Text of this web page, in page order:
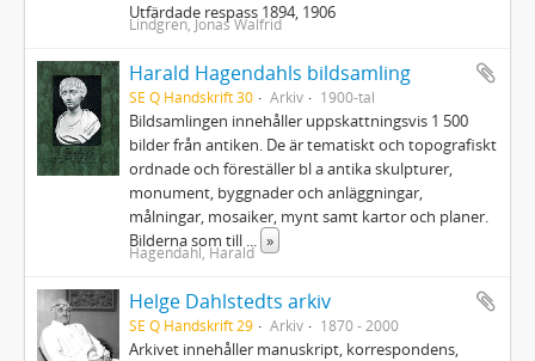
Utfärdade respass 1894, 1906
Lindgren, Jonas Walfrid
Harald Hagendahls bildsamling
SE Q Handskrift 30 Arkiv 1900-tal
Bildsamlingen innehåller uppskattningsvis 1 500
bilder från antiken. De är tematiskt och topografiskt
ordnade och föreställer bl a antika skulpturer,
monument, byggnader och anläggningar,
målningar, mosaiker, mynt samt kartor och planer.
Bilderna som till ... »
Hagendahl, Harald
Helge Dahlstedts arkiv
SE Q Handskrift 29 Arkiv 1870 - 2000
Arkivet innehåller manuskript, korrespondens,